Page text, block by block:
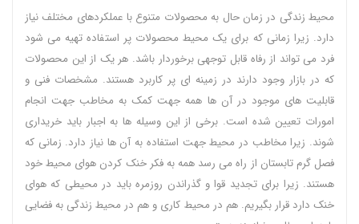
محیط زندگی در زمان حال به محصولات متنوع با عملکردهای مختلف نیاز
دارد. زیرا زمانی که برای یک محیط محصولات پر استفاده تهیه می شود
فرد می تواند از رفاه قابل توجهی برخوردار باشد. هر یک از این محصولات
که در بازار وجود دارند در زمینه ای پر کاربرد هستند. مشخصات فنی و
قابلیت های موجود در آن ها همه جهت کمک به مخاطب جهت انجام
امورات تعیین شده است. برخی از این وسیله ها به اجبار باید خریداری
شوند. زیرا مخاطب در محیط جهت استفاده به آن ها نیاز دارد. زمانی که
فصل گرم تابستان از راه می رسد همه به فکر خنک کردن هوای محیط خود
هستند. زیرا برای تجدید قوا و گذراندن روزمره باید در محیطی که هوای
خنک دارد قرار بگیریم. هم در محیط کاری و هم در محیط زندگی به فضایی